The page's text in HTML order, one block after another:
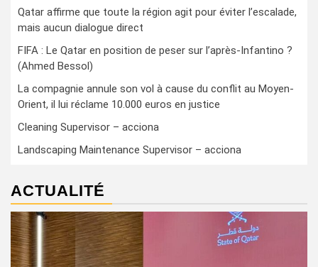
Qatar affirme que toute la région agit pour éviter l’escalade,
mais aucun dialogue direct
FIFA : Le Qatar en position de peser sur l’après-Infantino ?
(Ahmed Bessol)
La compagnie annule son vol à cause du conflit au Moyen-
Orient, il lui réclame 10.000 euros en justice
Cleaning Supervisor – acciona
Landscaping Maintenance Supervisor – acciona
ACTUALITÉ